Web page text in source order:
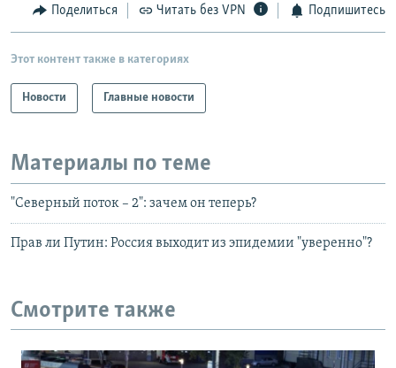
Поделиться Читать без VPN Подпишитесь
Этот контент также в категориях
Новости Главные новости
Материалы по теме
"Северный поток – 2": зачем он теперь?
Прав ли Путин: Россия выходит из эпидемии "уверенно"?
Смотрите также